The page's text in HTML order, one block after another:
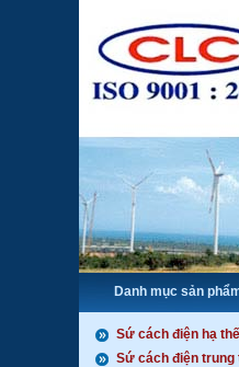
Danh mục sản
Sứ cách điện hạ thế
Sứ cách điện trung